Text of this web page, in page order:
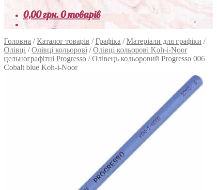
0,00грн.0 товарів
Головна /Каталог товарів /Графіка /Матеріали для графіки /
Олівці /Олівці кольорові /Олівці кольорові Koh-i-Noor
цельнографітні Progresso /Олівець кольоровий Progresso 006
Cobalt blue Koh-i-Noor